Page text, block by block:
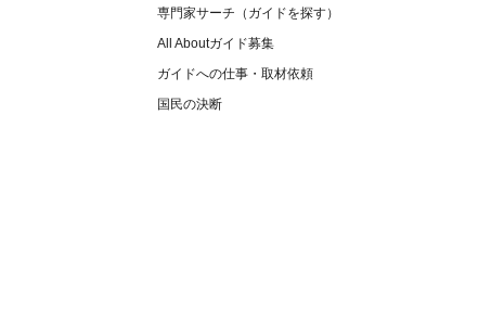
専門家サーチ（ガイドを探す）
All Aboutガイド募集
ガイドへの仕事・取材依頼
国民の決断